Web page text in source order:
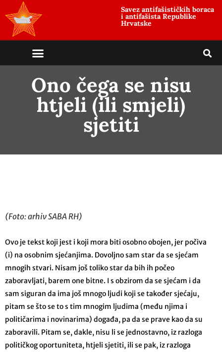
Savez antifašističkih boraca
i antifašista Republike
Hrvatske
Ono čega se nisu
htjeli (ili smjeli)
sjetiti
(Foto: arhiv SABA RH)
Ovo je tekst koji jest i koji mora biti osobno obojen, jer počiva
(i) na osobnim sjećanjima. Dovoljno sam star da se sjećam
mnogih stvari. Nisam još toliko star da bih ih počeo
zaboravljati, barem one bitne. I s obzirom da se sjećam i da
sam siguran da ima još mnogo ljudi koji se također sjećaju,
pitam se što se to s tim mnogim ljudima (među njima i
političarima i novinarima) događa, pa da se prave kao da su
zaboravili. Pitam se, dakle, nisu li se jednostavno, iz razloga
političkog oportuniteta, htjeli sjetiti, ili se pak, iz razloga